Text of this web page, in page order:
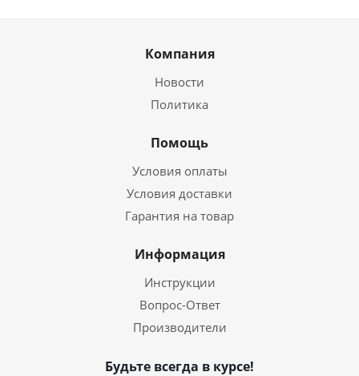
Компания
Новости
Политика
Помощь
Условия оплаты
Условия доставки
Гарантия на товар
Информация
Инструкции
Вопрос-Ответ
Производители
Будьте всегда в курсе!